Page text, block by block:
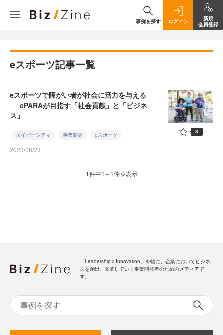
事例を探す ログイン
新規
会員登録
eスポーツ記事一覧
eスポーツで障がい者が社会に活力を与える
──ePARAが目指す「社会貢献」と「ビジネ
ス」
ダイバーシティ 事業開発 eスポーツ
2023/06/23
3
1件中1～1件を表示
「Leadership ☓ Innovation」を軸に、企業においてビジネ
スを創出、変革していく事業開発者のためのメディアで
す。